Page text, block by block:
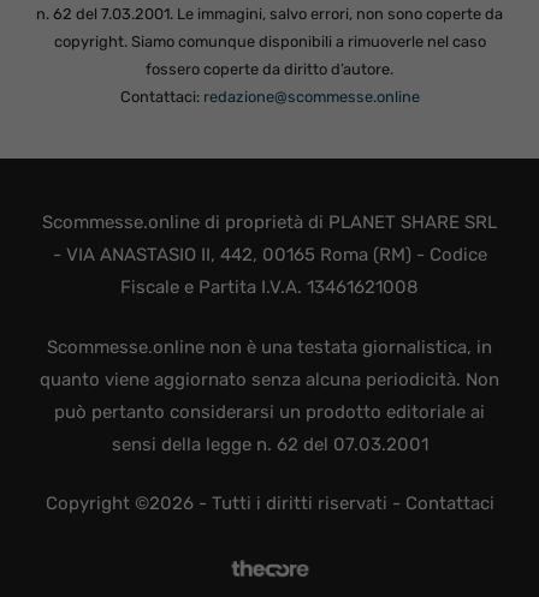
n. 62 del 7.03.2001. Le immagini, salvo errori, non sono coperte da
copyright. Siamo comunque disponibili a rimuoverle nel caso
fossero coperte da diritto d’autore.
Contattaci: redazione@scommesse.online
Scommesse.online di proprietà di PLANET SHARE SRL
- VIA ANASTASIO II, 442, 00165 Roma (RM) - Codice
Fiscale e Partita I.V.A. 13461621008
Scommesse.online non è una testata giornalistica, in
quanto viene aggiornato senza alcuna periodicità. Non
può pertanto considerarsi un prodotto editoriale ai
sensi della legge n. 62 del 07.03.2001
Copyright ©2026 - Tutti i diritti riservati - Contattaci